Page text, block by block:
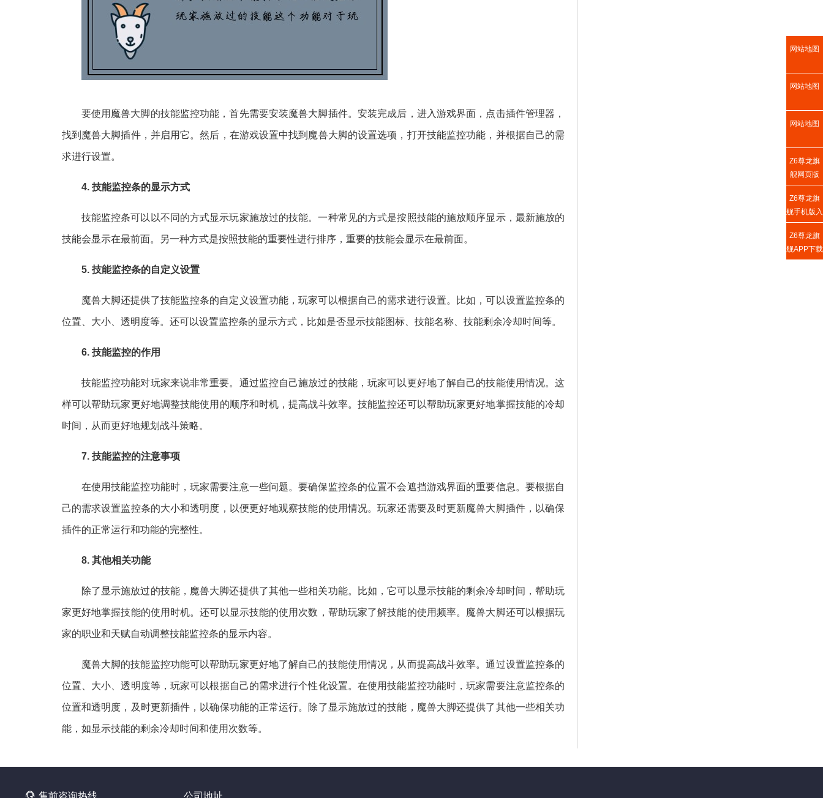
要使用魔兽大脚的技能监控功能，首先需要安装魔兽大脚插件。安装完成后，进入游戏界面，点击插件管理器，
找到魔兽大脚插件，并启用它。然后，在游戏设置中找到魔兽大脚的设置选项，打开技能监控功能，并根据自己的需
求进行设置。
4. 技能监控条的显示方式
技能监控条可以以不同的方式显示玩家施放过的技能。一种常见的方式是按照技能的施放顺序显示，最新施放的
技能会显示在最前面。另一种方式是按照技能的重要性进行排序，重要的技能会显示在最前面。
5. 技能监控条的自定义设置
魔兽大脚还提供了技能监控条的自定义设置功能，玩家可以根据自己的需求进行设置。比如，可以设置监控条的
位置、大小、透明度等。还可以设置监控条的显示方式，比如是否显示技能图标、技能名称、技能剩余冷却时间等。
6. 技能监控的作用
技能监控功能对玩家来说非常重要。通过监控自己施放过的技能，玩家可以更好地了解自己的技能使用情况。这
样可以帮助玩家更好地调整技能使用的顺序和时机，提高战斗效率。技能监控还可以帮助玩家更好地掌握技能的冷却
时间，从而更好地规划战斗策略。
7. 技能监控的注意事项
在使用技能监控功能时，玩家需要注意一些问题。要确保监控条的位置不会遮挡游戏界面的重要信息。要根据自
己的需求设置监控条的大小和透明度，以便更好地观察技能的使用情况。玩家还需要及时更新魔兽大脚插件，以确保
插件的正常运行和功能的完整性。
8. 其他相关功能
除了显示施放过的技能，魔兽大脚还提供了其他一些相关功能。比如，它可以显示技能的剩余冷却时间，帮助玩
家更好地掌握技能的使用时机。还可以显示技能的使用次数，帮助玩家了解技能的使用频率。魔兽大脚还可以根据玩
家的职业和天赋自动调整技能监控条的显示内容。
魔兽大脚的技能监控功能可以帮助玩家更好地了解自己的技能使用情况，从而提高战斗效率。通过设置监控条的
位置、大小、透明度等，玩家可以根据自己的需求进行个性化设置。在使用技能监控功能时，玩家需要注意监控条的
位置和透明度，及时更新插件，以确保功能的正常运行。除了显示施放过的技能，魔兽大脚还提供了其他一些相关功
能，如显示技能的剩余冷却时间和使用次数等。
售前咨询热线 公司地址
网站地图
网站地图
网站地图
Z6尊龙旗
舰网页版
Z6尊龙旗
舰手机版入
口
Z6尊龙旗
舰APP下载